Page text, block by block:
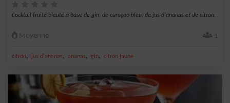
Cocktail fruité bleuté à base de gin, de curaçao bleu, de jus d'ananas et de citron.
Moyenne 1
citron, jus d'ananas, ananas, gin, citron jaune